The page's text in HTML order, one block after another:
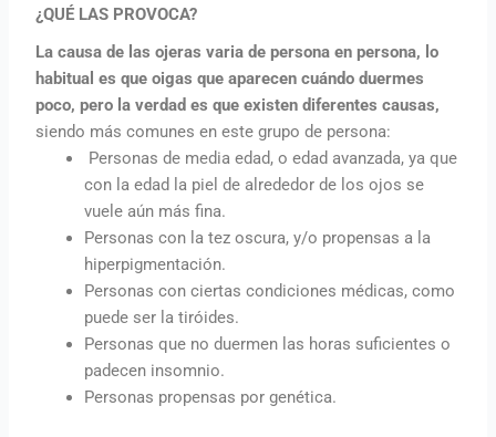
¿QUÉ LAS PROVOCA?
La causa de las ojeras varia de persona en persona, lo
habitual es que oigas que aparecen cuándo duermes
poco, pero la verdad es que existen diferentes causas,
siendo más comunes en este grupo de persona:
Personas de media edad, o edad avanzada, ya que
con la edad la piel de alrededor de los ojos se
vuele aún más fina.
Personas con la tez oscura, y/o propensas a la
hiperpigmentación.
Personas con ciertas condiciones médicas, como
puede ser la tiróides.
Personas que no duermen las horas suficientes o
padecen insomnio.
Personas propensas por genética.